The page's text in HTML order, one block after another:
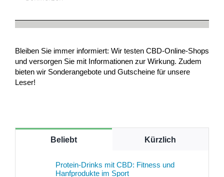
Bleiben Sie immer informiert: Wir testen CBD-Online-Shops
und versorgen Sie mit Informationen zur Wirkung. Zudem
bieten wir Sonderangebote und Gutscheine für unsere
Leser!
Beliebt Kürzlich
Protein-Drinks mit CBD: Fitness und
Hanfprodukte im Sport